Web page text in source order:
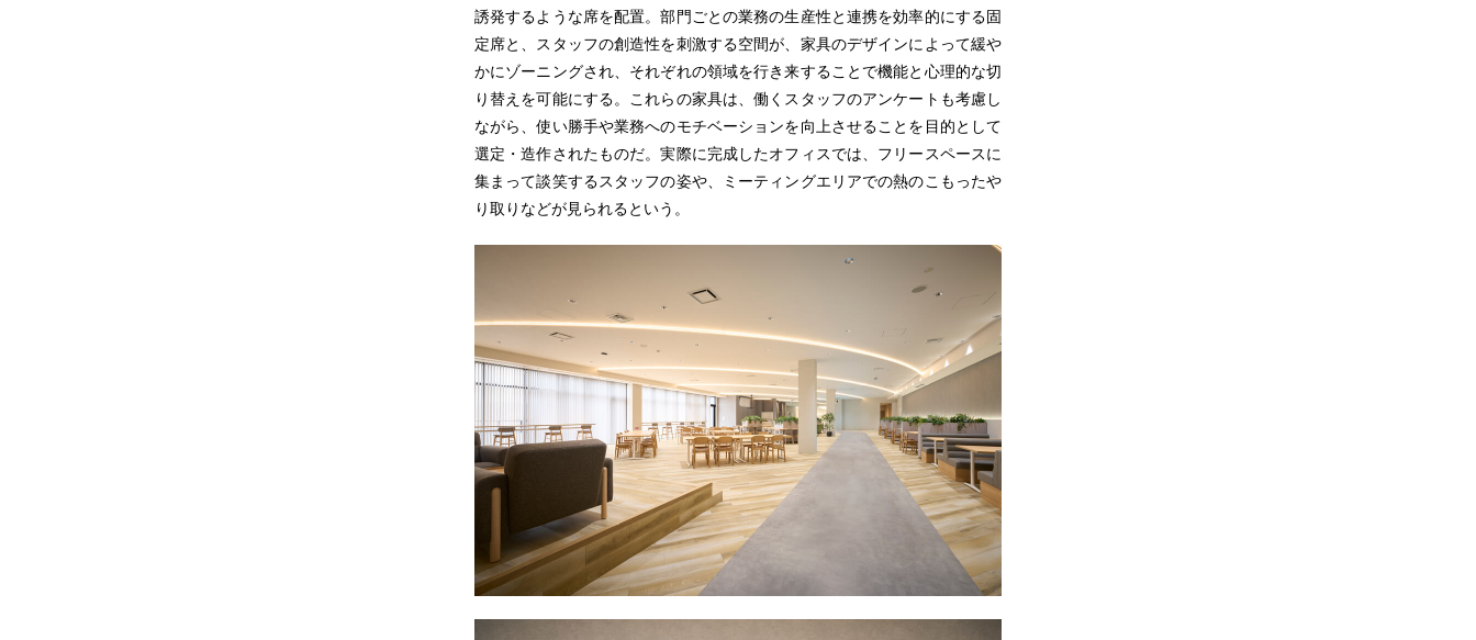
誘発するような席を配置。部門ごとの業務の生産性と連携を効率的にする固
定席と、スタッフの創造性を刺激する空間が、家具のデザインによって緩や
かにゾーニングされ、それぞれの領域を行き来することで機能と心理的な切
り替えを可能にする。これらの家具は、働くスタッフのアンケートも考慮し
ながら、使い勝手や業務へのモチベーションを向上させることを目的として
選定・造作されたものだ。実際に完成したオフィスでは、フリースペースに
集まって談笑するスタッフの姿や、ミーティングエリアでの熱のこもったや
り取りなどが見られるという。